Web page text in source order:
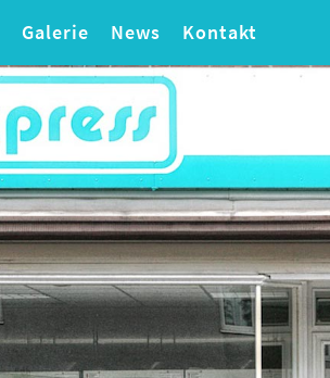
Galerie News Kontakt